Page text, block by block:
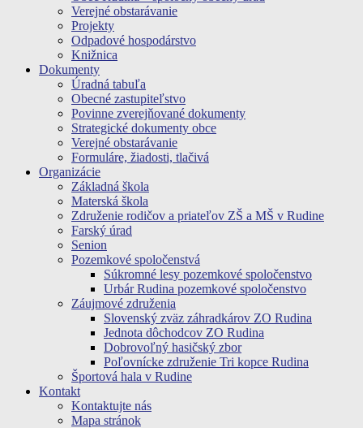
Verejné obstarávanie
Projekty
Odpadové hospodárstvo
Knižnica
Dokumenty
Úradná tabuľa
Obecné zastupiteľstvo
Povinne zverejňované dokumenty
Strategické dokumenty obce
Verejné obstarávanie
Formuláre, žiadosti, tlačivá
Organizácie
Základná škola
Materská škola
Združenie rodičov a priateľov ZŠ a MŠ v Rudine
Farský úrad
Senion
Pozemkové spoločenstvá
Súkromné lesy pozemkové spoločenstvo
Urbár Rudina pozemkové spoločenstvo
Záujmové združenia
Slovenský zväz záhradkárov ZO Rudina
Jednota dôchodcov ZO Rudina
Dobrovoľný hasičský zbor
Poľovnícke združenie Tri kopce Rudina
Športová hala v Rudine
Kontakt
Kontaktujte nás
Mapa stránok